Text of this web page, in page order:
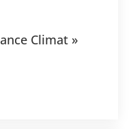
Climat »